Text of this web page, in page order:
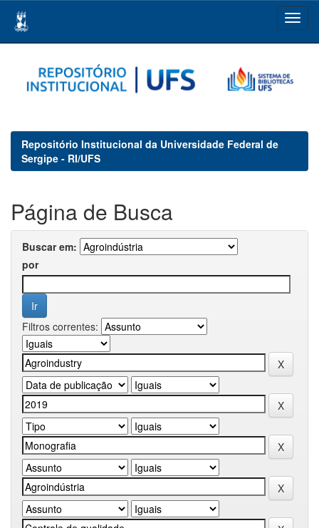
navigation
Repositório Institucional da Universidade Federal de
Sergipe - RI/UFS
Página de Busca
Buscar em:
por
Filtros correntes: